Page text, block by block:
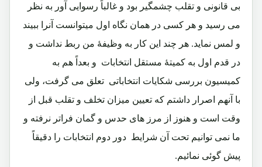
بی قانونی و تقلب چشمگیر بود و غالباً رسوایی آور به نظر
می رسید و هر کسی در همان نگاه اول میتوانست آنرا ببیند
و لمس نماید. هر چند این کار به وظیفۀ من ربط نداشت و
در قدم اول به کمیتۀ مستقل انتخابات و بعداً هم به
کمیسیون بررسی شکایات انتخاباتی تعلق می گرفت، ولی
با آنهم اصرار داشتم که تعیین میزان تخلف و تقلب قبل از
وقت است و هنوز از مرز های حدس و گمان فراتر نرفته و
ما نمی توانیم تحت آن شرایط دور دوم انتخابات را دقیقاً
پیش گوئی نمائیم.